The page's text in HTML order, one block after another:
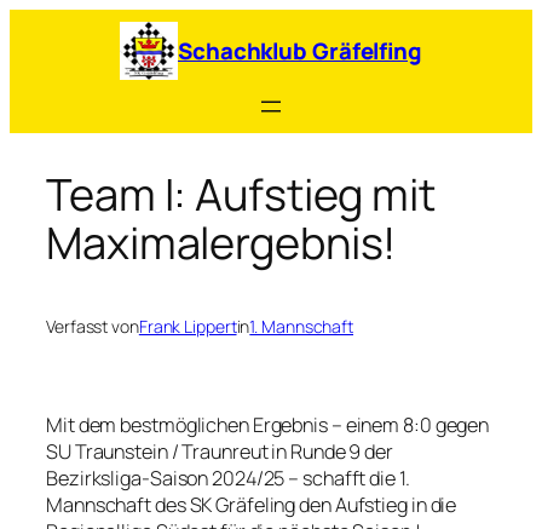
Schachklub Gräfelfing
Team I: Aufstieg mit
Maximalergebnis!
Verfasst vonFrank Lippertin1. Mannschaft
Mit dem bestmöglichen Ergebnis – einem 8:0 gegen
SU Traunstein / Traunreut in Runde 9 der
Bezirksliga-Saison 2024/25 – schafft die 1.
Mannschaft des SK Gräfeling den Aufstieg in die